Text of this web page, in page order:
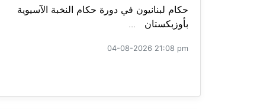
حكام لبنانيون في دورة حكام النخبة الآسيوية
بأوزبكستان ...
04-08-2026 21:08 pm